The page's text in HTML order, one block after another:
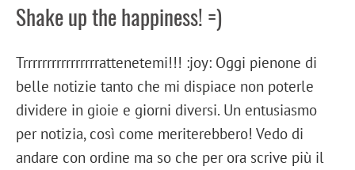
Shake up the happiness! =)
Trrrrrrrrrrrrrrrrattenetemi!!! :joy: Oggi pienone di
belle notizie tanto che mi dispiace non poterle
dividere in gioie e giorni diversi. Un entusiasmo
per notizia, così come meriterebbero! Vedo di
andare con ordine ma so che per ora scrive più il